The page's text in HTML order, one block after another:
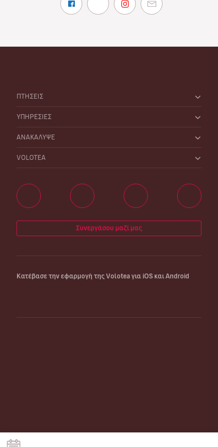
ΠΤΗΣΕΙΣ
ΥΠΗΡΕΣΙΕΣ
ΑΝΑΚΑΛΥΨΕ
VOLOTEA
Συνεργάσου μαζί μας
Κατέβασε την εφαρμογή της Volotea για iOS και Android